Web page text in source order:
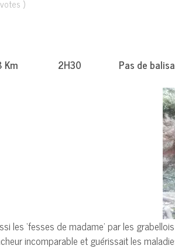
votes )
2H30 Pas de
les ‘fesses de madame’ par les
incomparable et guérissait les